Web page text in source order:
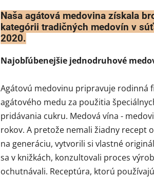
Naša agátová medovina získala
kategórii tradičných medovín v
2020.
Najobľúbenejšie jednodruhové
Agátovú medovinu pripravuje rodinná
agátového medu za použitia
pridávania cukru. Medová vína -
rokov. A pretože nemali žiadny recept
na generáciu, vytvorili si vlastné
sa v knižkách, konzultovali proces
ochutnávali. Receptúra, ktorú